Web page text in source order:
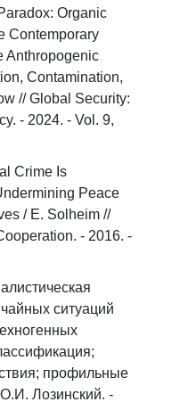
Organic
Contemporary
Anthropogenic
Contamination,
// Global Security:
- 2024. - Vol. 9,
Crime Is
Peace
/ E. Solheim //
- 2016. -
ситуаций
профильные
Лозинский. -